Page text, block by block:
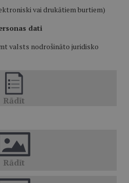
vai drukātiem burtiem)
dati
valsts nodrošināto juridisko